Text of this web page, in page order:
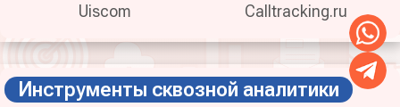
Uiscom Calltracking.ru
Инструменты сквозной аналитики